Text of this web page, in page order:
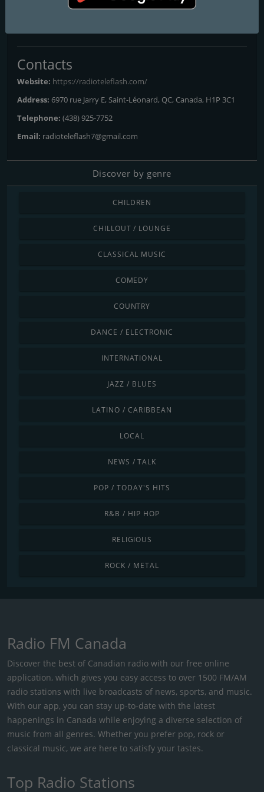
Frequencies FM
Contacts
Website: https://radioteleflash.com/
Address: 6970 rue Jarry E, Saint-Léonard, QC, Canada, H1P 3C1
Telephone: (438) 925-7752
Email: radioteleflash7@gmail.com
Discover by genre
CHILDREN
CHILLOUT / LOUNGE
CLASSICAL MUSIC
COMEDY
COUNTRY
DANCE / ELECTRONIC
INTERNATIONAL
JAZZ / BLUES
LATINO / CARIBBEAN
LOCAL
NEWS / TALK
POP / TODAY'S HITS
R&B / HIP HOP
RELIGIOUS
ROCK / METAL
Radio FM Canada
Discover the best of Canadian radio with our free online
application, which gives you easy access to over 1500 FM/AM
radio stations with live broadcasts of news, sports, and music.
With our app, you can stay up-to-date with the latest
happenings in Canada while enjoying a diverse selection of
music from all genres. Whether you prefer pop, rock or
classical music, we are here to satisfy your tastes.
Top Radio Stations